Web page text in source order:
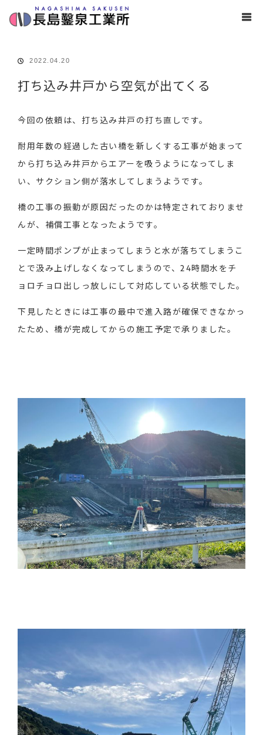
ホーム
ブログ
打ち込み井戸, 掛川市 打ち込み井戸から空気が出
2022.04.20
打ち込み井戸から空気が出てくる
今回の依頼は、打ち込み井戸の打ち直しです。
耐用年数の経過した古い橋を新しくする工事が始まって
から打ち込み井戸からエアーを吸うようになってしま
い、サクション側が落水してしまうようです。
橋の工事の振動が原因だったのかは特定されておりませ
んが、補償工事となったようです。
一定時間ポンプが止まってしまうと水が落ちてしまうこ
とで汲み上げしなくなってしまうので、24時間水をチ
ョロチョロ出しっ放しにして対応している状態でした。
下見したときには工事の最中で進入路が確保できなかっ
たため、橋が完成してからの施工予定で承りました。